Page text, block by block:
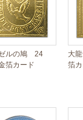
ルの鳩 24
箔カード
大
箔